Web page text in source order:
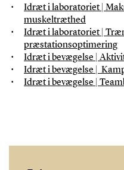
Idræt i laboratoriet |
muskeltræthed
Idræt i laboratoriet |
præstationsoptimering
Idræt i bevægelse |
Idræt i bevægelse |
Idræt i bevægelse |